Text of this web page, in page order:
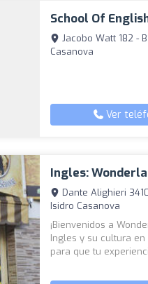
School Of
Jacobo Watt 182 -
Casanova
Ver
Ingles:
Dante Alighieri
Isidro Casanova
¡Bienvenidos a
Ingles y su cultura
para que tu